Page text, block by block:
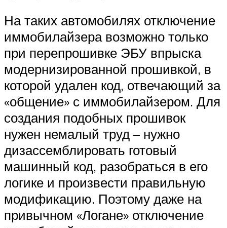
На таких автомобилях отключение
иммобилайзера возможно только
при перепрошивке ЭБУ впрыска
модернизированной прошивкой, в
которой удален код, отвечающий за
«общение» с иммобилайзером. Для
создания подобных прошивок
нужен немалый труд – нужно
дизассемблировать готовый
машинный код, разобраться в его
логике и произвести правильную
модификацию. Поэтому даже на
привычном «Логане» отключение